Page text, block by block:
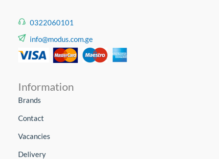
გამართულად ფუნქციონირებისთვის.
0322060101
info@modus.com.ge
Information
Brands
Contact
Vacancies
Delivery